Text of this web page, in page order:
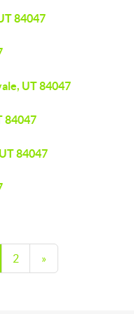
84047
UT 84047
84047
84047
2 »